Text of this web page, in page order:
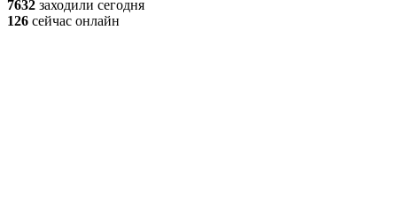
7632 заходили сегодня
126 сейчас онлайн